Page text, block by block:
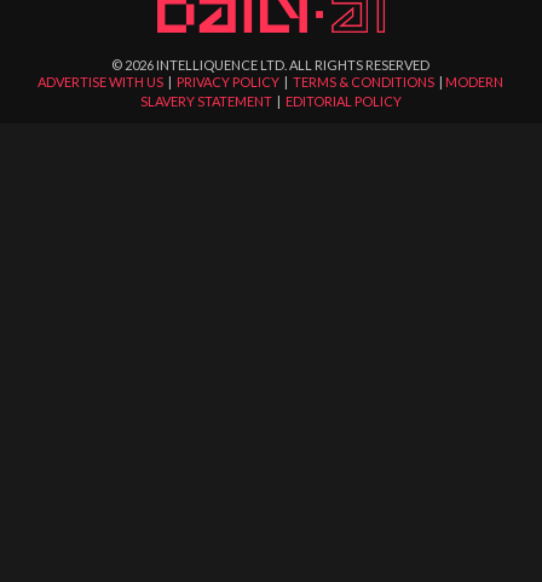
© 2026 INTELLIQUENCE LTD. ALL RIGHTS RESERVED
ADVERTISE WITH US | PRIVACY POLICY |TERMS & CONDITIONS | MODERN
SLAVERY STATEMENT| EDITORIAL POLICY